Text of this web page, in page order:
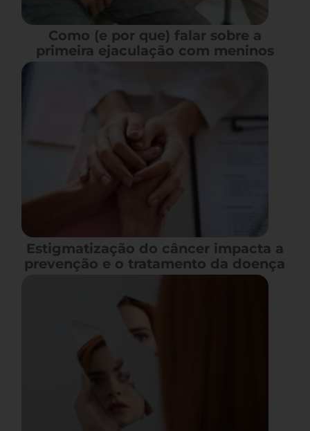
Como (e por que) falar sobre a
primeira ejaculação com meninos
Estigmatização do câncer impacta a
prevenção e o tratamento da doença